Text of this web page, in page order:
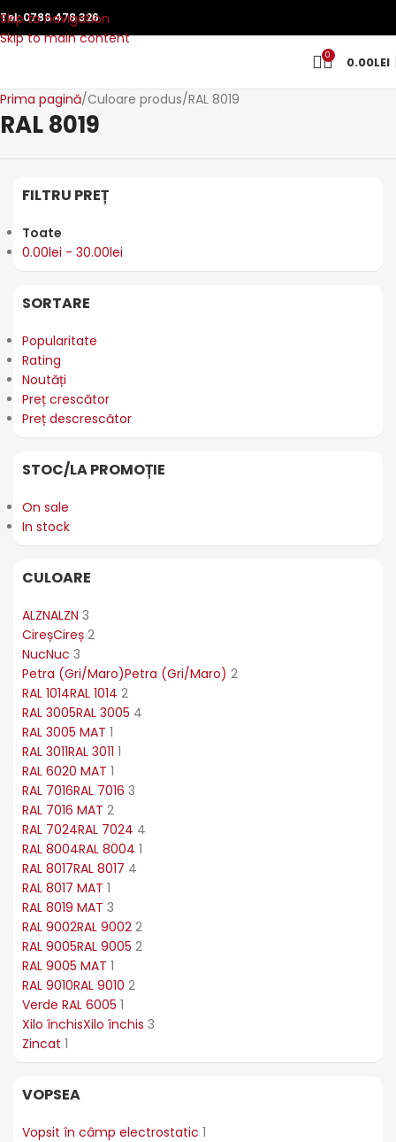
Skip to navigation
Skip to main content
Tel:0786 478 326
0 0.00LEI
Prima pagină Culoare produs RAL 8019
RAL 8019
FILTRU PREȚ
Toate
0.00lei - 30.00lei
SORTARE
Popularitate
Rating
Noutăți
Preț crescător
Preț descrescător
STOC/LA PROMOȚIE
On sale
In stock
CULOARE
ALZNALZN 3
CireșCireș 2
NucNuc 3
Petra (Gri/Maro)Petra (Gri/Maro) 2
RAL 1014RAL 1014 2
RAL 3005RAL 3005 4
RAL 3005 MAT 1
RAL 3011RAL 3011 1
RAL 6020 MAT 1
RAL 7016RAL 7016 3
RAL 7016 MAT 2
RAL 7024RAL 7024 4
RAL 8004RAL 8004 1
RAL 8017RAL 8017 4
RAL 8017 MAT 1
RAL 8019 MAT 3
RAL 9002RAL 9002 2
RAL 9005RAL 9005 2
RAL 9005 MAT 1
RAL 9010RAL 9010 2
Verde RAL 6005 1
Xilo închisXilo închis 3
Zincat 1
VOPSEA
Vopsit în câmp electrostatic 1